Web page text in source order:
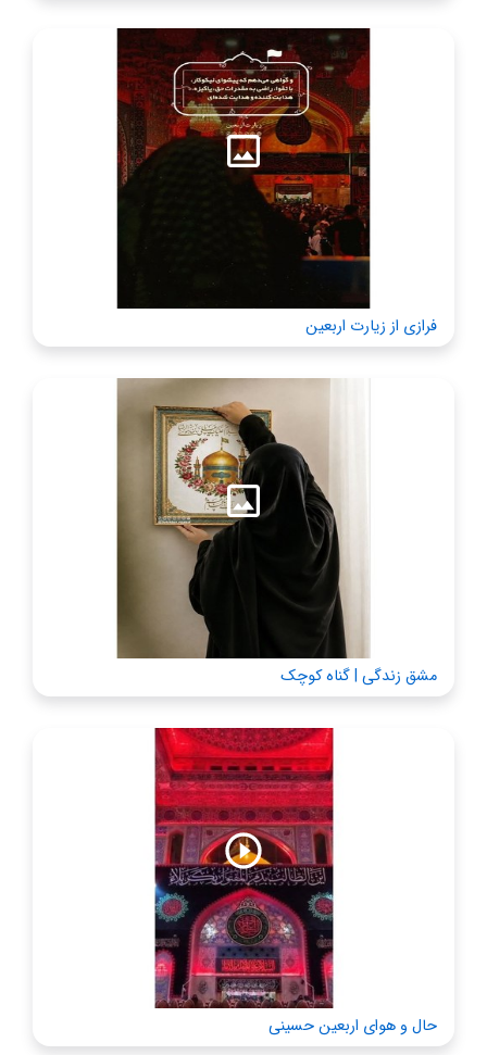
فرازی از زیارت اربعین
مشق زندگی | گناه کوچک
حال و هوای اربعین حسینی